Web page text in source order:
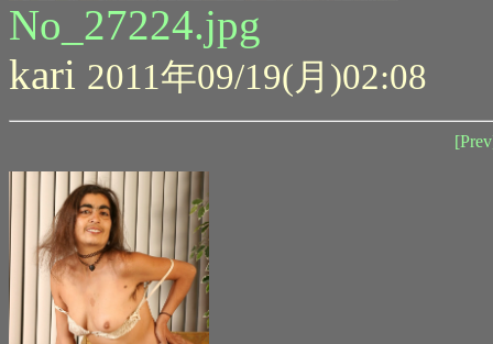
No_27224.jpg
kari 2011年09/19(月)02:08